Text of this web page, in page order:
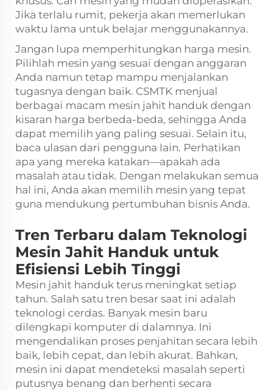
Jika terlalu rumit, pekerja akan memerlukan
waktu lama untuk belajar menggunakannya.
Jangan lupa memperhitungkan harga mesin.
Pilihlah mesin yang sesuai dengan anggaran
Anda namun tetap mampu menjalankan
tugasnya dengan baik. CSMTK menjual
berbagai macam mesin jahit handuk dengan
kisaran harga berbeda-beda, sehingga Anda
dapat memilih yang paling sesuai. Selain itu,
baca ulasan dari pengguna lain. Perhatikan
apa yang mereka katakan—apakah ada
masalah atau tidak. Dengan melakukan semua
hal ini, Anda akan memilih mesin yang tepat
guna mendukung pertumbuhan bisnis Anda.
Tren Terbaru dalam Teknologi
Mesin Jahit Handuk untuk
Efisiensi Lebih Tinggi
Mesin jahit handuk terus meningkat setiap
tahun. Salah satu tren besar saat ini adalah
teknologi cerdas. Banyak mesin baru
dilengkapi komputer di dalamnya. Ini
mengendalikan proses penjahitan secara lebih
baik, lebih cepat, dan lebih akurat. Bahkan,
mesin ini dapat mendeteksi masalah seperti
putusnya benang dan berhenti secara